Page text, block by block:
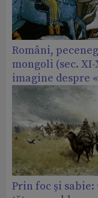
Români,
mongoli (sec. XI-
imagine despre
Prin foc și